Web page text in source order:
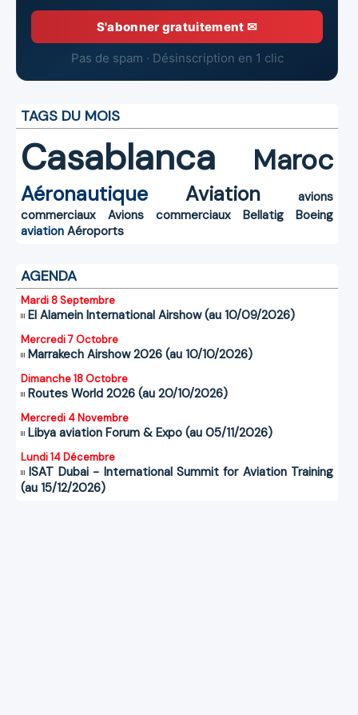
S'abonner gratuitement ✉
Pas de spam · Désinscription en 1 clic
TAGS DU MOIS
Casablanca Maroc
Aéronautique Aviation
avions
commerciaux
Avions commerciaux Bellatig
Boeing
aviation Aéroports
AGENDA
Mardi 8 Septembre
El Alamein International Airshow (au 10/09/2026)
Mercredi 7 Octobre
Marrakech Airshow 2026 (au 10/10/2026)
Dimanche 18 Octobre
Routes World 2026 (au 20/10/2026)
Mercredi 4 Novembre
Libya aviation Forum & Expo (au 05/11/2026)
Lundi 14 Décembre
ISAT Dubai - International Summit for Aviation Training
(au 15/12/2026)